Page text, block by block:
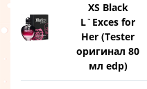
XS Black
L`Exces for
Her (Tester
оригинал 80
мл edp)